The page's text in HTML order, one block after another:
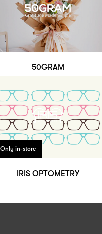
50GRAM
Only in-store
IRIS OPTOMETRY